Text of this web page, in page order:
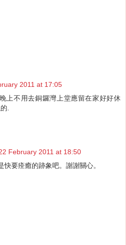
2011 at 17:05
上不用去銅鑼灣上堂應留在家好好休
.
February 2011 at 18:50
快要痊癒的跡象吧。謝謝關心。